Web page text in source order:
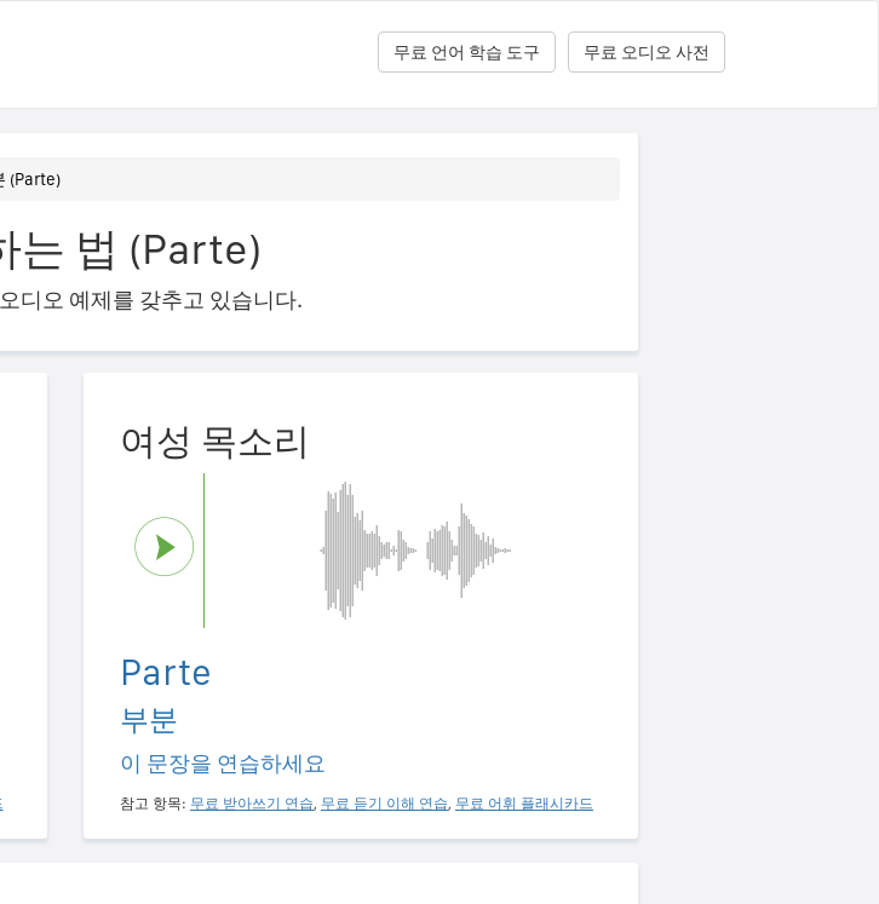
무료 오디오 사전
무료 언어 학습 도구
(Parte)
는 법 (Parte)
디오 예제를 갖추고 있습니다.
여성 목소리
Parte
부분
이 문장을 연습하세요
참고 항목: 무료 받아쓰기 연습, 무료 듣기 이해 연습, 무료 어휘 플래시카드